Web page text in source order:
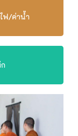
ฟ/ค่าน้ำ